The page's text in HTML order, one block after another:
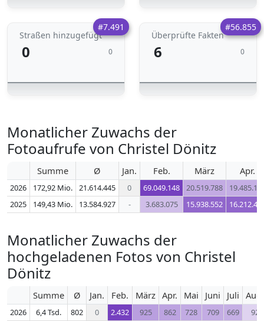
#7.491
Straßen hinzugefügt
0 0
#56.855
Überprüfte Fakten
6 0
Monatlicher Zuwachs der
Fotoaufrufe von Christel Dönitz
Summe Ø Jan. Feb. März Apr.
2026 172,92 Mio. 21.614.445 0 69.049.148 20.519.788
2025
149,43 Mio. 13.584.927 - 3.683.075 15.938.552
Monatlicher Zuwachs der
hochgeladenen Fotos von Christel
Dönitz
Summe Ø Jan. Feb. März Apr. Mai Juni Juli Aug.
2026 6,4 Tsd. 802 0 2.432 925 862 728 709 669 92